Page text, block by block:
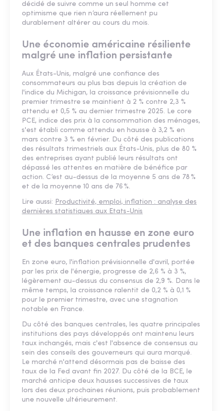
décidé de suivre comme un seul homme cet
optimisme que rien n’aura réellement pu
durablement altérer au cours du mois.
Une économie américaine résiliente
malgré une inflation persistante
Aux États-Unis, malgré une confiance des
consommateurs au plus bas depuis la création de
l'indice du Michigan, la croissance prévisionnelle du
premier trimestre se maintient à 2 % contre 2,3 %
attendu et 0,5 % au dernier trimestre 2025. Le core
PCE, indice des prix à la consommation des ménages,
s'est établi comme attendu en hausse à 3,2 % en
mars contre 3 % en février. Du côté des publications
des résultats trimestriels aux États-Unis, plus de 80 %
des entreprises ayant publié leurs résultats ont
dépassé les attentes en matière de bénéfice par
action. C’est au-dessus de la moyenne 5 ans de 78 %
et de la moyenne 10 ans de 76 %.
Lire aussi: Productivité, emploi, inflation : analyse des
dernières statistiques aux Etats-Unis
Une inflation en hausse en zone euro
et des banques centrales prudentes
En zone euro, l'inflation prévisionnelle d'avril, portée
par les prix de l'énergie, progresse de 2,6 % à 3 %,
légèrement au-dessus du consensus de 2,9 %. Dans le
même temps, la croissance ralentit de 0,2 % à 0,1 %
pour le premier trimestre, avec une stagnation
notable en France.
Du côté des banques centrales, les quatre principales
institutions des pays développés ont maintenu leurs
taux inchangés, mais c'est l'absence de consensus au
sein des conseils des gouverneurs qui aura marqué.
Le marché n'attend désormais pas de baisse des
taux de la Fed avant fin 2027. Du côté de la BCE, le
marché anticipe deux hausses successives de taux
lors des deux prochaines réunions, puis probablement
une nouvelle ultérieurement.